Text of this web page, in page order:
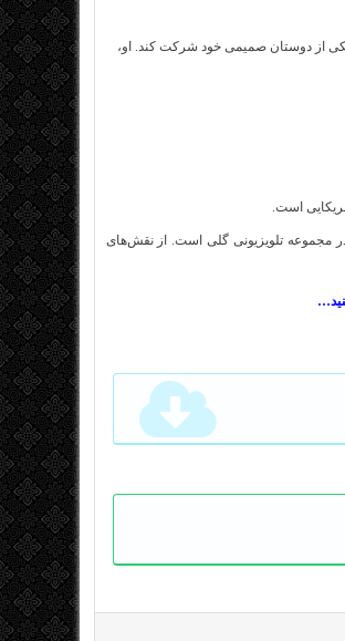
از دوستان صمیمی خود شرکت کند. او،
مجموعه تلویزیونی گلی است. از نقش‌های